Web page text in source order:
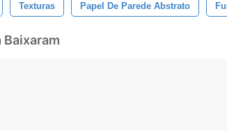
Texturas Papel De Parede Abstrato
Baixaram